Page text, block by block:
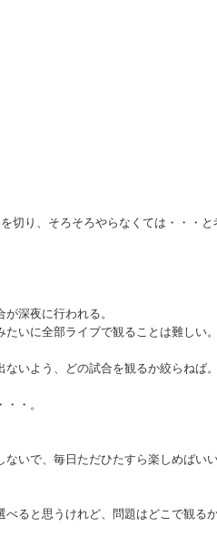
切り、そろそろやらなくては・・・と
深夜に行われる。
いに全部ライブで観ることは難しい。
いよう、どの試合を観るか絞らねば。
・。
ないで、毎日ただひたすら楽しめばい
べると思うけれど、問題はどこで観る